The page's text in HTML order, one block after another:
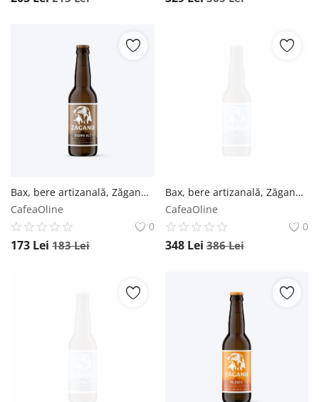
Bax, bere artizanală, Zăganu, Brown Ale (Brună) - Sticlă 0.5L / 12 buc. Zăganu
CafeaOline
0
173 Lei 183Lei
Bax, bere artizanală, Zăganu, Hefeweizen (Albă) - Sticlă 0.5L / 24 buc. Zăganu
CafeaOline
0
348 Lei 386Lei